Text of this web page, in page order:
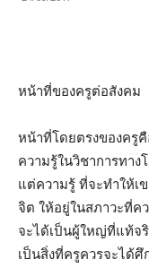
หน้าที่ของครูต่อสังคม
หน้าที่โดยตรงของครู
ความรู้ในวิชาการทา
แต่ความรู้ ที่จะทำให้เ
จิต ให้อยู่ในสภาวะที่ค
จะได้เป็นผู้ใหญ่ที่แท้จ
เป็นสิ่งที่ครูควรจะได้